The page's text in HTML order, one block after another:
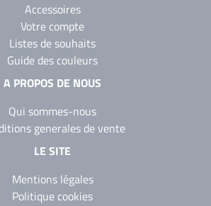
Accessoires
Votre compte
Listes de souhaits
Guide des couleurs
A PROPOS DE NOUS
Qui sommes-nous
generales de vente
LE SITE
Mentions légales
Politique cookies